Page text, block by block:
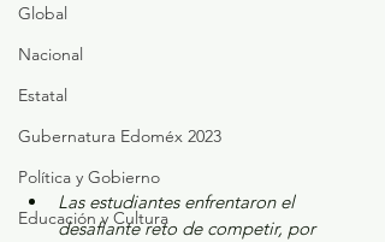
Global
Nacional
Estatal
Gubernatura Edoméx 2023
Política y Gobierno
Educación y Cultura
Las estudiantes enfrentaron el
desafiante reto de competir, por